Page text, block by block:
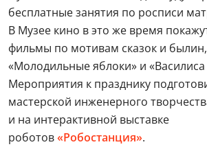
бесплатные занятия по росписи
В Музее кино в это же время
фильмы по мотивам сказок и
«Молодильные яблоки» и
Мероприятия к празднику
мастерской инженерного
и на интерактивной выставке
роботов«Робостанция».